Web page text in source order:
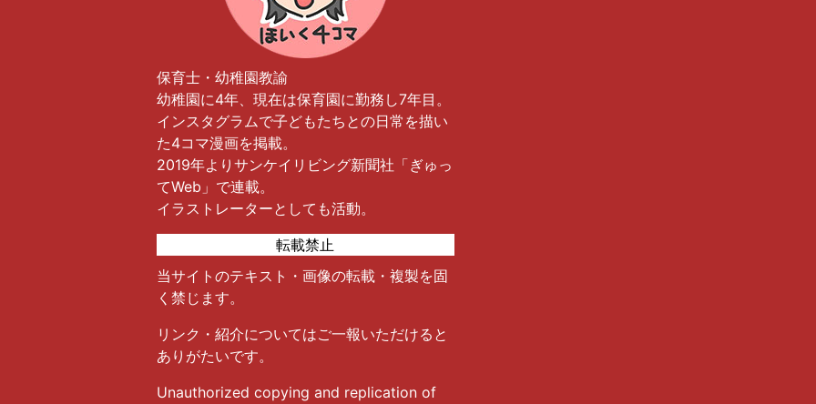
保育士・幼稚園教諭
幼稚園に4年、現在は保育園に勤務し7年目。
インスタグラムで子どもたちとの日常を描い
た4コマ漫画を掲載。
2019年よりサンケイリビング新聞社「ぎゅっ
てWeb」で連載。
イラストレーターとしても活動。
転載禁止
当サイトのテキスト・画像の転載・複製を固
く禁じます。
リンク・紹介についてはご一報いただけると
ありがたいです。
Unauthorized copying and replication of